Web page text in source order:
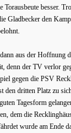
Torausbeute besser.
Gladbecker den
aus der Hoffnung
denn der TV verlor
gegen die PSV
den dritten Platz zu
Tagesform
dem die
wurde am Ende